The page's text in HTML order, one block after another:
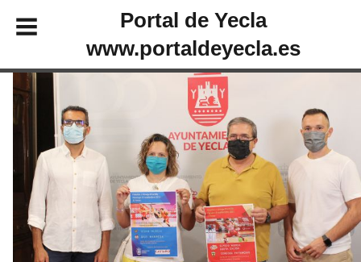
Portal de Yecla
www.portaldeyecla.es